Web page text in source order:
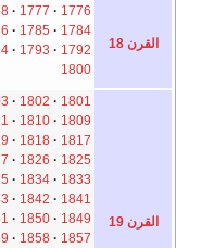
القرن 18
1776
1777
1784
1785
1792
1793
1800
القرن 19
1801
1802
1809
1810
1817
1818
1825
1826
1833
1834
1841
1842
1849
1850
1857
1858